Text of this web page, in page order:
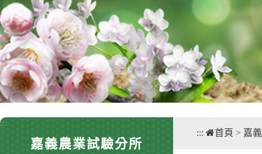
:::
嘉義農業試驗分所
::: 首頁 > 嘉